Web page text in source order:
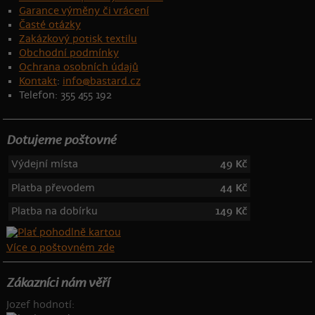
Garance výměny či vrácení
Časté otázky
Zakázkový potisk textilu
Obchodní podmínky
Ochrana osobních údajů
Kontakt: info@bastard.cz
Telefon: 355 455 192
Dotujeme poštovné
Výdejní místa
49 Kč
Platba převodem
44 Kč
Platba na dobírku
149 Kč
Více o poštovném zde
Zákazníci nám věří
Jozef hodnotí: